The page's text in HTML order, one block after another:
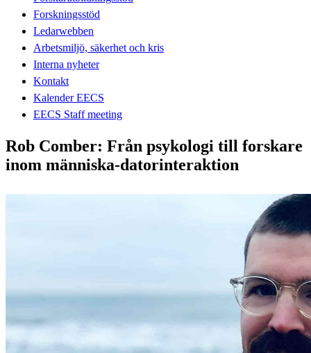
Forskningsstöd
Ledarwebben
Arbetsmiljö, säkerhet och kris
Interna nyheter
Kontakt
Kalender EECS
EECS Staff meeting
Rob Comber: Från psykologi till forskare
inom människa-datorinteraktion